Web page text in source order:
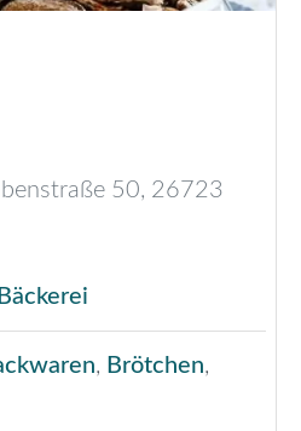
50, 26723
Bäckerei
, Brötchen,